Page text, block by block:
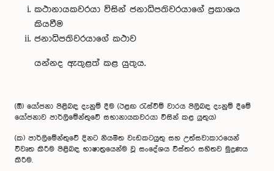
කථානායකවරයා විසින් ජනාධිපතිවරයාගේ ප්‍රකාශය
කියවීම
ජනාධිපතිවරයාගේ කථාව
යන්නද ඇතුළත් කළ යුතුය.
(ඕ) යෝජනා පිළිබඳ දැනුම් දීම (ඊළඟ රැස්වීම් වාරය පිලිබඳ දැනුම් දීමේ
යෝජනාව පාර්ලිමේන්තුවේ සභානායකවරයා විසින් කළ යුතුය)
(ක) පාර්ලිමේන්තුවේ දිනට නියමිත වැඩකටයුතු සහ උත්සවාකාරයෙන්
විවෘත කිරීම පිළිබඳ භාෂාත්‍රයෙන්ම වූ සංදේශය විස්තර සහිතව මුද්‍රණය
කිරීම.